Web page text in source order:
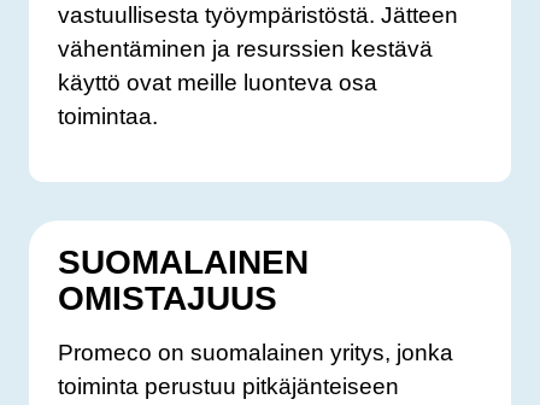
vastuullisesta työympäristöstä. Jätteen
vähentäminen ja resurssien kestävä
käyttö ovat meille luonteva osa
toimintaa.
SUOMALAINEN
OMISTAJUUS
Promeco on suomalainen yritys, jonka
toiminta perustuu pitkäjänteiseen